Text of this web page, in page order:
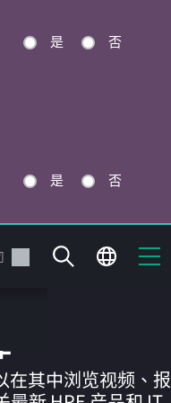
是 否
是 否
在其中浏览视频、报